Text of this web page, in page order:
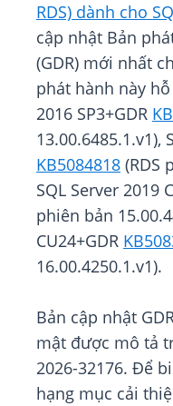
RDS) dành cho
cập nhật Bản
(GDR) mới nhất
phát hành này
2016 SP3+GDR
13.00.6485.1.v1),
KB5084818 (RDS
SQL Server 2019
phiên bản
CU24+GDR
16.00.4250.1.v1).
Bản cập nhật
mật được mô tả
2026-32176. Để
hạng mục cải